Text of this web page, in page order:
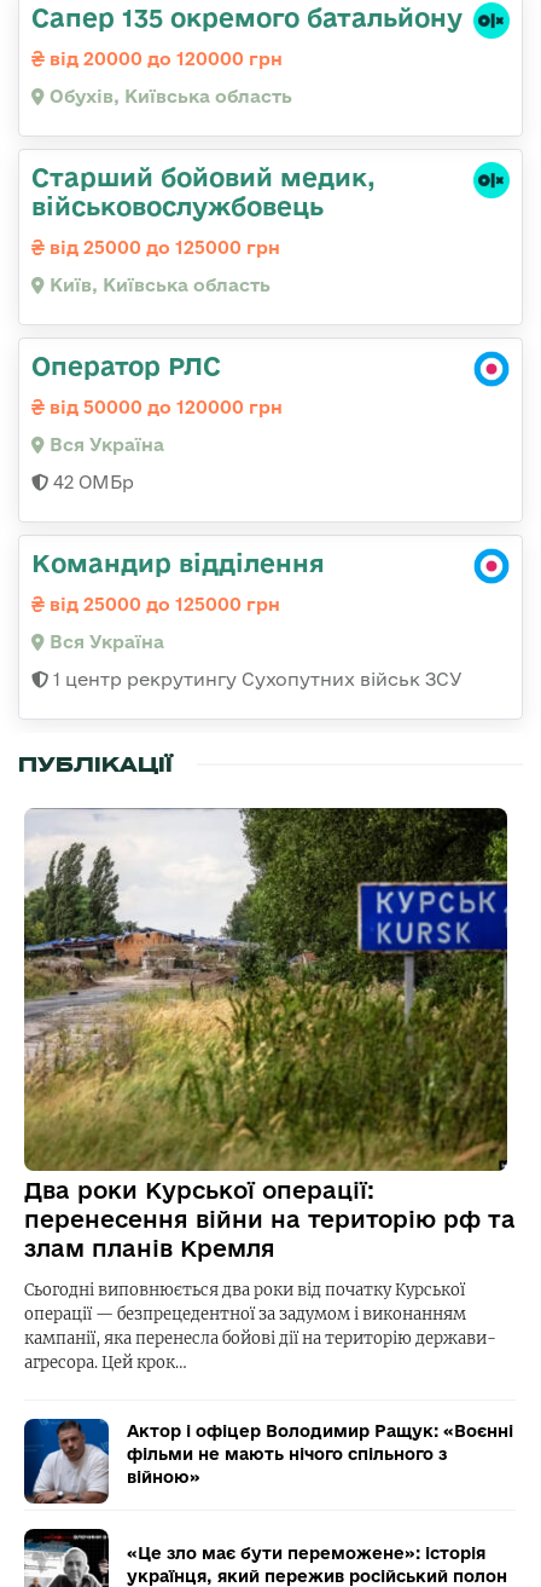
Сапер 135 окремого батальйону
від 20000 до 120000 грн
Обухів, Київська область
Старший бойовий медик,
військовослужбовець
від 25000 до 125000 грн
Київ, Київська область
Оператор РЛС
від 50000 до 120000 грн
Вся Україна
42 ОМБр
Командир відділення
від 25000 до 125000 грн
Вся Україна
1 центр рекрутингу Сухопутних військ ЗСУ
ПУБЛІКАЦІЇ
Два роки Курської операції:
перенесення війни на територію рф та
злам планів Кремля
Сьогодні виповнюється два роки від початку Курської
операції — безпрецедентної за задумом і виконанням
кампанії, яка перенесла бойові дії на територію держави-
агресора. Цей крок…
Актор і офіцер Володимир Ращук: «Воєнні
фільми не мають нічого спільного з
війною»
«Це зло має бути переможене»: історія
українця, який пережив російський полон